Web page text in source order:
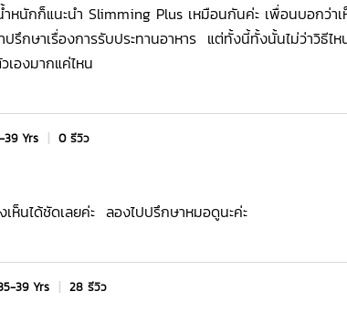
ำหนักก็แนะนำ Slimming Plus เหมือนกันค่ะ เพื่อนบอกว่า
ปรึกษาเรื่องการรับประทานอาหาร แต่ทั้งนี้ทั้งนั้นไม่ว่าวิธีไ
เองมากแค่ไหน
39 Yrs | 0 รีวิว
ห็นได้ชัดเลยค่ะ ลองไปปรึกษาหมอดูนะค่ะ
39 Yrs | 28 รีวิว